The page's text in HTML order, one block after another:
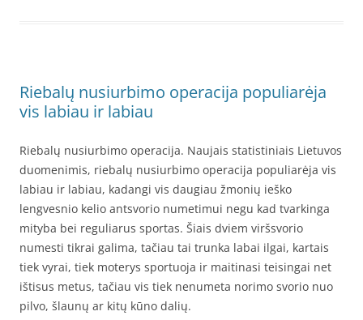
Riebalų nusiurbimo operacija populiarėja
vis labiau ir labiau
Riebalų nusiurbimo operacija. Naujais statistiniais Lietuvos
duomenimis, riebalų nusiurbimo operacija populiarėja vis
labiau ir labiau, kadangi vis daugiau žmonių ieško
lengvesnio kelio antsvorio numetimui negu kad tvarkinga
mityba bei reguliarus sportas. Šiais dviem viršsvorio
numesti tikrai galima, tačiau tai trunka labai ilgai, kartais
tiek vyrai, tiek moterys sportuoja ir maitinasi teisingai net
ištisus metus, tačiau vis tiek nenumeta norimo svorio nuo
pilvo, šlaunų ar kitų kūno dalių.